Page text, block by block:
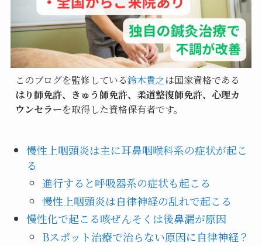
このブログを監修している鈴木貴之は国家資格である
はり師免許、きゅう師免許、柔道整復師免許、心理カ
ウンセラーを取得した資格保有者です。
慢性上咽頭炎は主に耳鼻咽喉科系の症状が起こ
る
進行すると呼吸器系の症状も起こる
慢性上咽頭炎は自律神経の乱れで起こる
慢性化で起こる咳ぜんそくは後鼻漏が原因
Bスポット治療で治らない原因に自律神経？